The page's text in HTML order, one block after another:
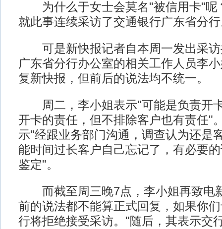
为什么于女士会莫名"被信用卡"呢
就此事连续采访了交通银行广东省分
可是新快报记者自本周一发出采访
广东省分行办公室的相关工作人员李
复新快报，但前后的说法均不统一。
周二，李小姐表示"可能是负责开
开卡的责任，但不排除客户也有责任"
示"经跟业务部门沟通，调查认为还是
能时间过长客户自己忘记了，有必要
鉴定"。
而截至周三晚7点，李小姐再致电
前的说法都不能算正式回复，如果你
行将拒绝接受采访。"随后，其表示交